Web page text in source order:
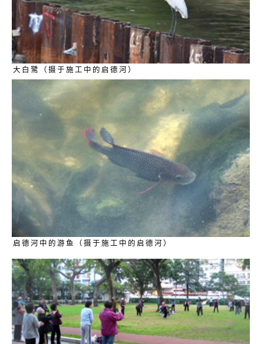
大白鹭（摄于施工中的启德河）
启德河中的游鱼（摄于施工中的启德河）